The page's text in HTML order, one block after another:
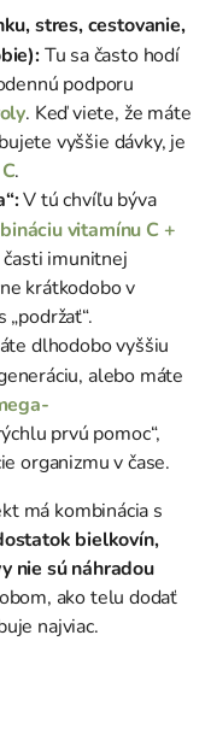
stres, cestovanie,
Tu sa často hodí
podporu
. Keď viete, že máte
vyššie dávky, je
.
V tú chvíľu býva
vitamínu C +
imunitnej
krátkodobo v
dlhodobo vyššiu
alebo máte
prvú pomoc“,
organizmu v čase.
má kombinácia s
bielkovín,
nie sú náhradou
ako telu dodať
najviac.